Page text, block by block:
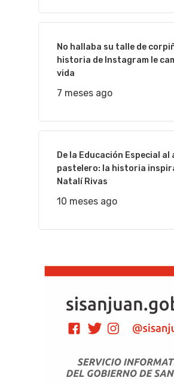
No hallaba su talle de
historia de Instagram le
vida
7 meses ago
De la Educación Especial al
pastelero: la historia
Natalí Rivas
10 meses ago